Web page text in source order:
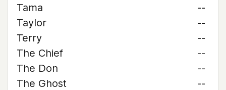
Tama
--
Taylor
--
Terry
--
The Chief
--
The Don
--
The Ghost
--